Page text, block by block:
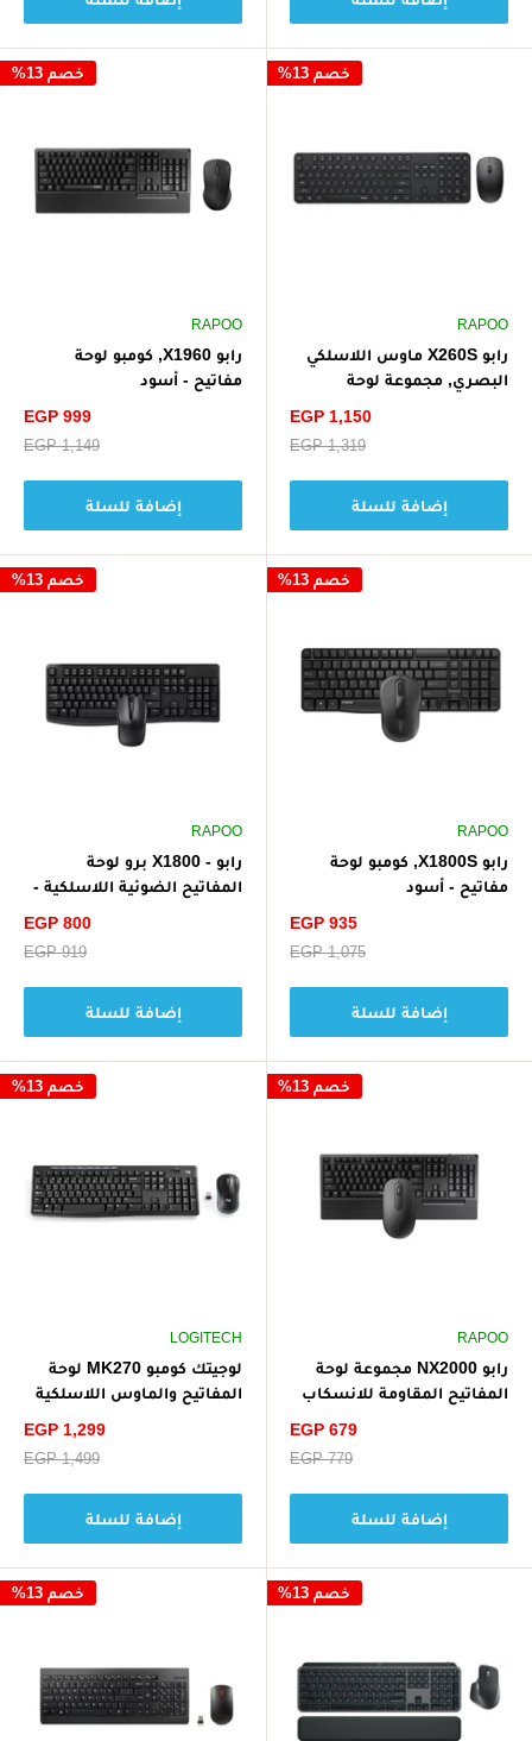
خصم 13%
RAPOO
رابو X260S ماوس اللاسلكي
البصري, مجموعة لوحة
سعر
EGP 1,150
سعر
EGP 1,319
إضافة للسلة
خصم 13%
RAPOO
رابو X1960, كومبو لوحة
مفاتيح - أسود
سعر
EGP 999
سعر
EGP 1,149
إضافة للسلة
خصم 13%
RAPOO
رابو X1800S, كومبو لوحة
مفاتيح - أسود
سعر
EGP 935
سعر
EGP 1,075
إضافة للسلة
خصم 13%
RAPOO
رابو - X1800 برو لوحة
المفاتيح الضوئية اللاسلكية -
سعر
EGP 800
سعر
EGP 919
إضافة للسلة
خصم 13%
RAPOO
رابو NX2000 مجموعة لوحة
المفاتيح المقاومة للانسكاب
سعر
EGP 679
سعر
EGP 779
إضافة للسلة
خصم 13%
LOGITECH
لوجيتك كومبو MK270 لوحة
المفاتيح والماوس اللاسلكية
سعر
EGP 1,299
سعر
EGP 1,499
إضافة للسلة
خصم 13% خصم 13%